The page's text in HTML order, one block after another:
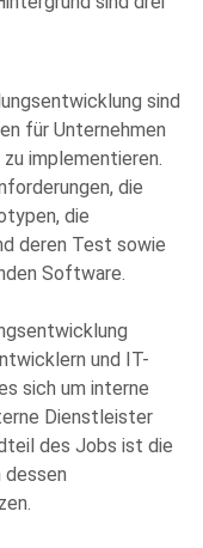
sind
für Unternehmen
implementieren.
die
die
deren Test sowie
Software.
und IT-
sich um interne
Dienstleister
des Jobs ist die
dessen